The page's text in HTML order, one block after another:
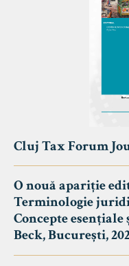
Cluj Tax Forum
O nouă apariție
Terminologie
Concepte
Beck, București,